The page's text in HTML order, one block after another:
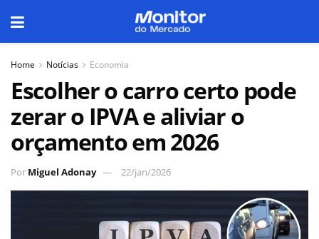
Home Notícias Economia
Escolher o carro certo pode
zerar o IPVA e aliviar o
orçamento em 2026
Por Miguel Adonay 22/jan/2026